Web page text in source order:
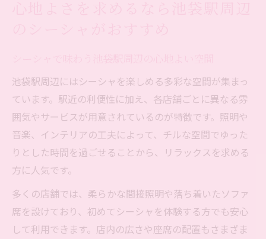
池袋駅周辺にはシーシャを楽しめる多彩な空間が集まっ
ています。駅近の利便性に加え、各店舗ごとに異なる雰
囲気やサービスが用意されているのが特徴です。照明や
音楽、インテリアの工夫によって、チルな空間でゆった
りとした時間を過ごせることから、リラックスを求める
方に人気です。
多くの店舗では、柔らかな間接照明や落ち着いたソファ
席を設けており、初めてシーシャを体験する方でも安心
して利用できます。店内の広さや座席の配置もさまざま